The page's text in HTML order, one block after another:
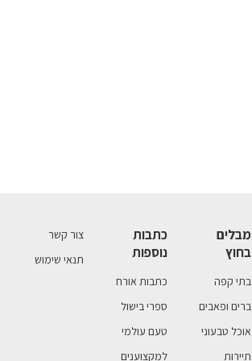
מבלים
בחוץ
בתי קפה
ברים ופאבים
אוכל טבעוני
תיירות
כתבות
נוספות
כתבות אורח
ספרי בישול
טעם עולמי
למקצוענים
צור קשר
תנאי שימוש